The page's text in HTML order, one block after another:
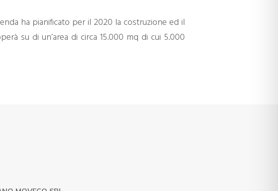
ha pianificato per il 2020 la costruzione ed il
su di un’area di circa 15.000 mq di cui 5.000